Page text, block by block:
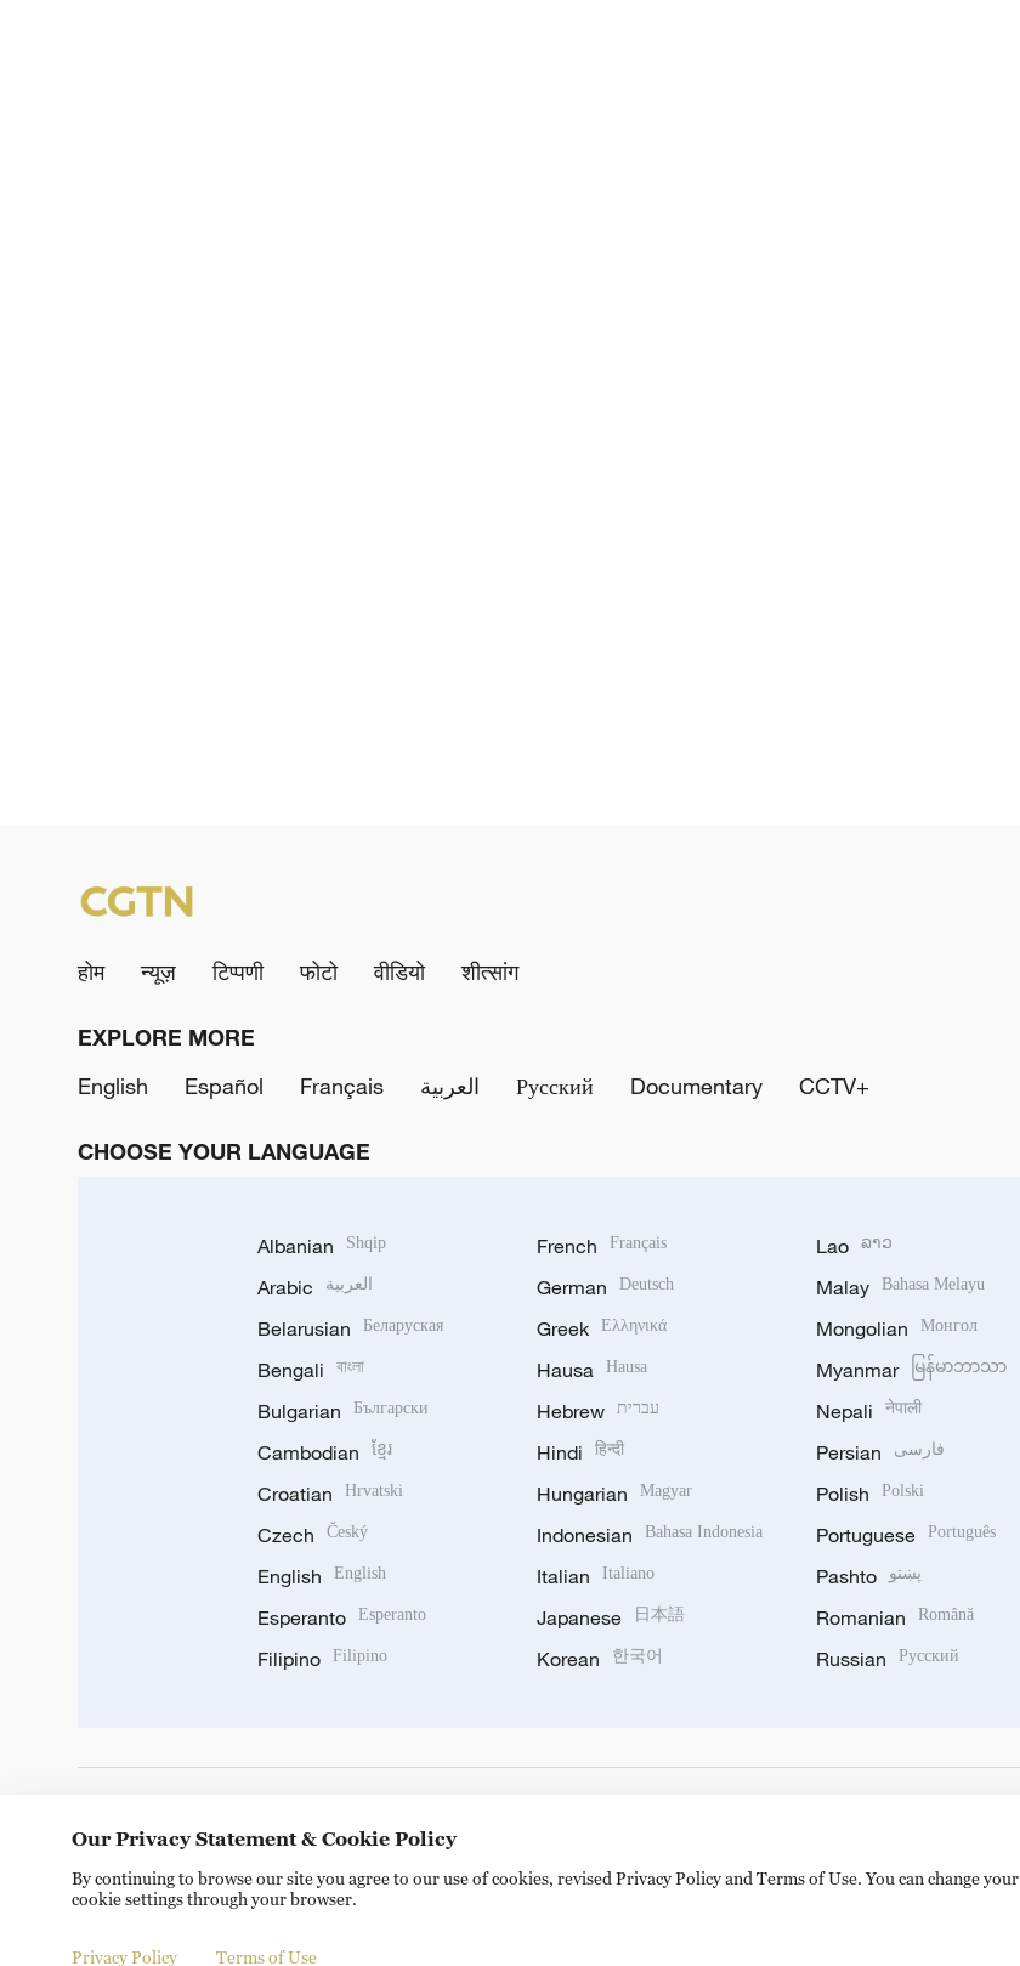
होम न्यूज़ टिप्पणी फोटो वीडियो शीत्सांग
EXPLORE MORE
English
Español Français العربية Русский Documentary CCTV+
CHOOSE YOUR LANGUAGE
Albanian Shqip
Arabic العربية
Belarusian Беларуская
Bengali বাংলা
Bulgarian Български
Cambodian ខ្មែរ
Croatian Hrvatski
Czech Český
English English
Esperanto Esperanto
Filipino Filipino
French Français
German Deutsch
Greek Ελληνικά
Hausa Hausa
Hebrew עברית
Hindi हिन्दी
Hungarian Magyar
Indonesian Bahasa Indonesia
Italian Italiano
Japanese 日本語
Korean 한국어
Lao ລາວ
Malay Bahasa Melayu
Mongolian Монгол
Myanmar မြန်မာဘာသာ
Nepali नेपाली
Persian فارسی
Polish Polski
Portuguese Português
Pashto پښتو
Romanian Română
Russian Русский
Our Privacy Statement & Cookie Policy
By continuing to browse our site you agree to our use of cookies, revised Privacy Policy and Terms of Use. You can change your
cookie settings through your browser.
Privacy Policy Terms of Use